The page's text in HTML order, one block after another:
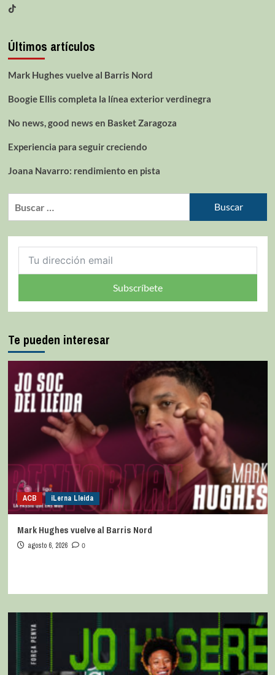
Últimos artículos
Mark Hughes vuelve al Barris Nord
Boogie Ellis completa la línea exterior verdinegra
No news, good news en Basket Zaragoza
Experiencia para seguir creciendo
Joana Navarro: rendimiento en pista
Subscríbete
Te pueden interesar
ACB iLerna Lleida
Mark Hughes vuelve al Barris Nord
agosto 6, 2026 0